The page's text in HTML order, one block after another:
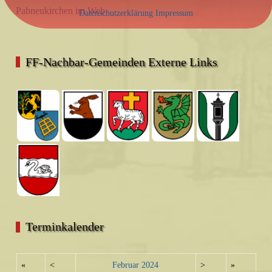
Pabneukirchen im Web
FF-Nachbar-Gemeinden Externe Links
Terminkalender
« < Februar 2024 > »
Datenschutzerklärung Impressum